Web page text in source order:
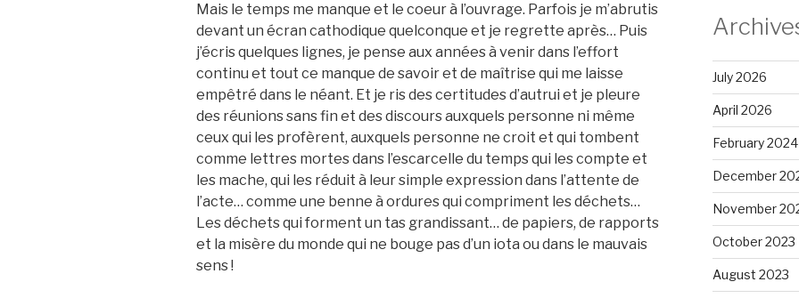
Mais le temps me manque et le coeur à l’ouvrage. Parfois je m’abrutis
devant un écran cathodique quelconque et je regrette après… Puis
j’écris quelques lignes, je pense aux années à venir dans l’effort
continu et tout ce manque de savoir et de maîtrise qui me laisse
empêtré dans le néant. Et je ris des certitudes d’autrui et je pleure
des réunions sans fin et des discours auxquels personne ni même
ceux qui les profèrent, auxquels personne ne croit et qui tombent
comme lettres mortes dans l’escarcelle du temps qui les compte et
les mache, qui les réduit à leur simple expression dans l’attente de
l’acte… comme une benne à ordures qui compriment les déchets…
Les déchets qui forment un tas grandissant… de papiers, de rapports
et la misère du monde qui ne bouge pas d’un iota ou dans le mauvais
sens !
July 2026
April 2026
February 2024
December
November
October 2023
August 2023